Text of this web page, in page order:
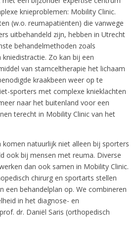
knieproblemen: Mobility Clinic.
(w.o. reumapatiënten) die vanwege
uitbehandeld zijn, hebben in Utrecht
behandelmethoden zoals
kniedistractie. Zo kan bij een
van stamceltherapie het lichaam
kraakbeen weer op te
sporters met complexe knieklachten
naar het buitenland voor een
terecht in Mobility Clinic van het
komen natuurlijk niet alleen bij sporters
ook bij mensen met reuma. Diverse
dan ook samen in Mobility Clinic.
chirurg en sportarts stellen
een behandelplan op. We combineren
in het diagnose- en
dr. Daniël Saris (orthopedisch